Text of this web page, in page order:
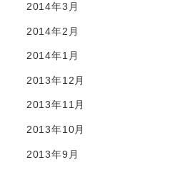
2014年3月
2014年2月
2014年1月
2013年12月
2013年11月
2013年10月
2013年9月